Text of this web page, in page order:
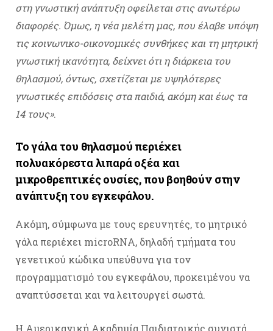
στη γνωστική ανάπτυξη οφείλεται στις ανωτέρω
διαφορές. Όμως, η νέα μελέτη μας, που έλαβε υπόψη
τις κοινωνικο-οικονομικές συνθήκες και τη μητρική
γνωστική ικανότητα, δείχνει ότι η διάρκεια του
θηλασμού, όντως, σχετίζεται με υψηλότερες
γνωστικές επιδόσεις στα παιδιά, ακόμη και έως τα
14 τους».
Το γάλα του θηλασμού περιέχει
πολυακόρεστα λιπαρά οξέα και
μικροθρεπτικές ουσίες, που βοηθούν στην
ανάπτυξη του εγκεφάλου.
Ακόμη, σύμφωνα με τους ερευνητές, το μητρικό
γάλα περιέχει microRNA, δηλαδή τμήματα του
γενετικού κώδικα υπεύθυνα για τον
προγραμματισμό του εγκεφάλου, προκειμένου να
αναπτύσσεται και να λειτουργεί σωστά.
Η Αμερικανική Ακαδημία Παιδιατρικής συνιστά